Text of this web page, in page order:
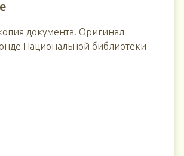
документа. Оригинал
Национальной библиотеки